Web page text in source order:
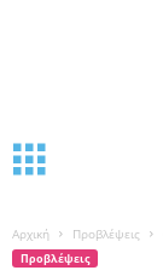
Αρχική Προβλέψεις
Προβλέψεις